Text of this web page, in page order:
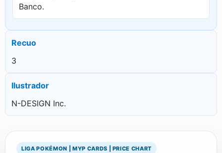
Banco.
Recuo
3
Ilustrador
N-DESIGN Inc.
LIGA POKÉMON | MYP CARDS | PRICE CHART